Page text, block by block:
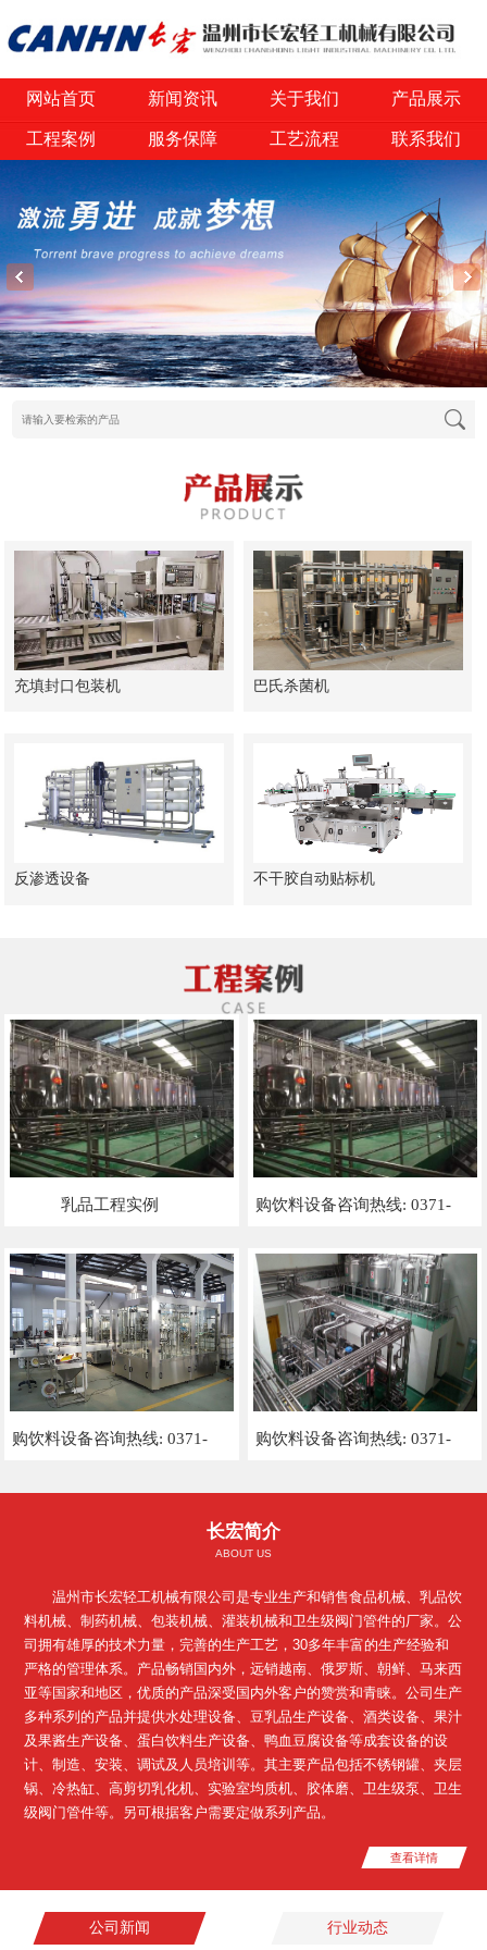
网站首页 新闻资讯 关于我们 产品展示
工程案例 服务保障 工艺流程 联系我们
充填封口包装机 巴氏杀菌机
反渗透设备 不干胶自动贴标机
乳品工程实例 购饮料设备咨询热线: 0371-
66348666 13383812777
购饮料设备咨询热线: 0371- 购饮料设备咨询热线: 0371-
长宏简介
ABOUT US
温州市长宏轻工机械有限公司是专业生产和销售食品机械、乳品饮
料机械、制药机械、包装机械、灌装机械和卫生级阀门管件的厂家。公
司拥有雄厚的技术力量，完善的生产工艺，30多年丰富的生产经验和
严格的管理体系。产品畅销国内外，远销越南、俄罗斯、朝鲜、马来西
亚等国家和地区，优质的产品深受国内外客户的赞赏和青睐。公司生产
多种系列的产品并提供水处理设备、豆乳品生产设备、酒类设备、果汁
及果酱生产设备、蛋白饮料生产设备、鸭血豆腐设备等成套设备的设
计、制造、安装、调试及人员培训等。其主要产品包括不锈钢罐、夹层
锅、冷热缸、高剪切乳化机、实验室均质机、胶体磨、卫生级泵、卫生
级阀门管件等。另可根据客户需要定做系列产品。
查看详情
公司新闻 行业动态